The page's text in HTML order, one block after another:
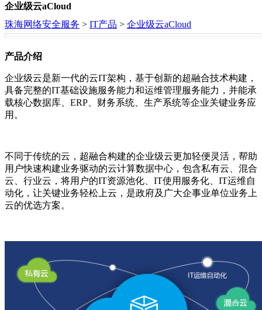
企业级云aCloud
珠海网络安全服务 > IT产品 > 企业级云aCloud
产品介绍
企业级云是新一代的云IT架构，基于创新的超融合技术构建，
具备完整的IT基础设施服务能力和运维管理服务能力，并能承
载核心数据库、ERP、财务系统、生产系统等企业关键业务应
用。
不同于传统的云，超融合构建的企业级云更加轻便灵活，帮助
用户快速构建业务驱动的云计算数据中心，包含私有云、混合
云、行业云，将用户的IT资源池化、IT使用服务化、IT运维自
动化，让关键业务轻松上云，是政府及广大企事业单位业务上
云的优选方案。